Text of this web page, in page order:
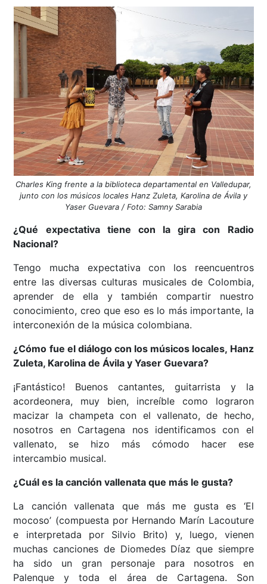
Charles King frente a la biblioteca departamental en Valledupar,
junto con los músicos locales Hanz Zuleta, Karolina de Ávila y
Yaser Guevara / Foto: Samny Sarabia
¿Qué expectativa tiene con la gira con Radio
Nacional?
Tengo mucha expectativa con los reencuentros
entre las diversas culturas musicales de Colombia,
aprender de ella y también compartir nuestro
conocimiento, creo que eso es lo más importante, la
interconexión de la música colombiana.
¿Cómo fue el diálogo con los músicos locales, Hanz
Zuleta, Karolina de Ávila y Yaser Guevara?
¡Fantástico! Buenos cantantes, guitarrista y la
acordeonera, muy bien, increíble como lograron
macizar la champeta con el vallenato, de hecho,
nosotros en Cartagena nos identificamos con el
vallenato, se hizo más cómodo hacer ese
intercambio musical.
¿Cuál es la canción vallenata que más le gusta?
La canción vallenata que más me gusta es ‘El
mocoso’ (compuesta por Hernando Marín Lacouture
e interpretada por Silvio Brito) y, luego, vienen
muchas canciones de Diomedes Díaz que siempre
ha sido un gran personaje para nosotros en
Palenque y toda el área de Cartagena. Son